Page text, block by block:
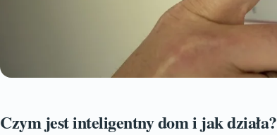
Czym jest inteligentny dom i jak działa?